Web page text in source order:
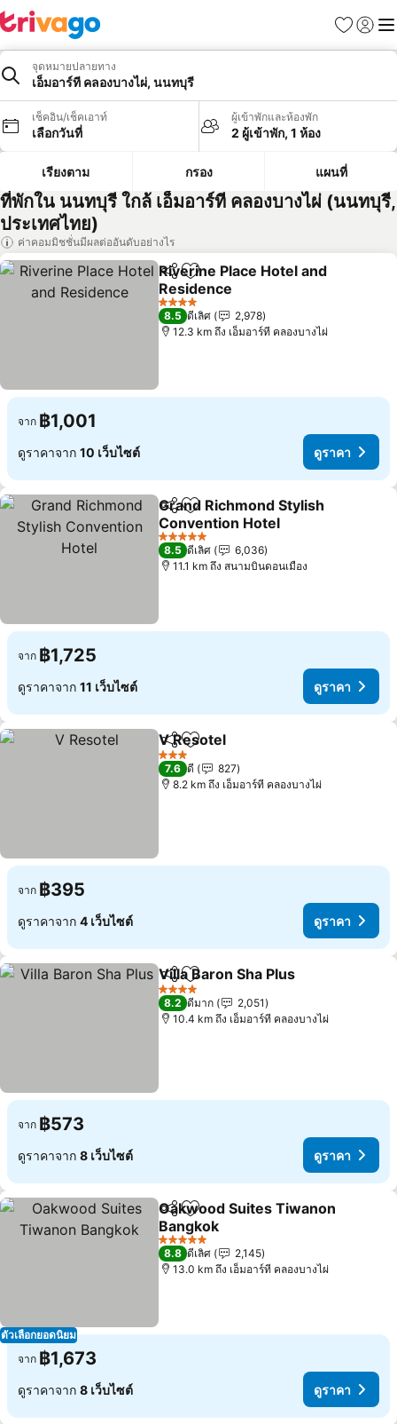
รายการโป
เข้าสู่ร
เมนู
จุดหมายปลายทาง
เอ็มอาร์ที คลองบางไผ่, นนทบุรี
เช็คอิน/เช็คเอาท์
เลือกวันที่
ผู้เข้าพักและห้องพัก
2 ผู้เข้าพัก, 1 ห้อง
เรียงตาม กรอง แผนที่
ที่พักใน นนทบุรี ใกล้ เอ็มอาร์ที คลองบางไผ่ (นนทบุรี,
ประเทศไทย)
ค่าคอมมิชชั่นมีผลต่ออันดับอย่างไร
แชร์ เพิ่มในรายการโปรด
Riverine Place Hotel and
Residence
ดูราคา
4 ดาว
8.5 ดีเลิศ
2,978
12.3 km ถึง เอ็มอาร์ที คลองบางไผ่
จาก ฿1,001
ดูราคาจาก 10 เว็บไซต์ ดูราคา
แชร์ เพิ่มในรายการโปรด
Grand Richmond Stylish
Convention Hotel
ดูราคา
5 ดาว
8.5 ดีเลิศ
6,036
11.1 km ถึง สนามบินดอนเมือง
จาก ฿1,725
ดูราคาจาก 11 เว็บไซต์ ดูราคา
แชร์ เพิ่มในรายการโปรด
V Resotel
3 ดาว
7.6 ดี
827
8.2 km ถึง เอ็มอาร์ที คลองบางไผ่
จาก ฿395
ดูราคาจาก 4 เว็บไซต์ ดูราคา
แชร์ เพิ่มในรายการโปรด
Villa Baron Sha Plus
4 ดาว
8.2 ดีมาก
2,051
10.4 km ถึง เอ็มอาร์ที คลองบางไผ่
จาก ฿573
ดูราคาจาก 8 เว็บไซต์ ดูราคา
ตัวเลือกยอดนิยม
แชร์ เพิ่มในรายการโปรด
Oakwood Suites Tiwanon
Bangkok
ดูราคา
5 ดาว
8.8 ดีเลิศ
2,145
13.0 km ถึง เอ็มอาร์ที คลองบางไผ่
จาก ฿1,673
ดูราคาจาก 8 เว็บไซต์ ดูราคา